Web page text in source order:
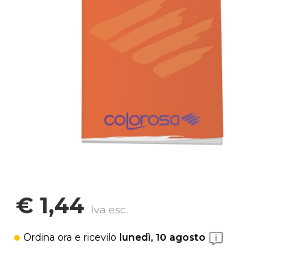
€ 1,44 Iva esc.
Ordina ora e ricevilo lunedì, 10 agosto